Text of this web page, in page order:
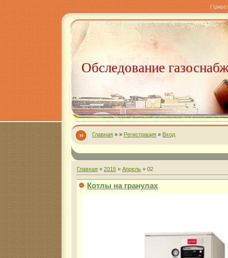
Обследование
Главная » » Регистрация » Вход
Главная » 2015 » Апрель » 02
Котлы на гранулах